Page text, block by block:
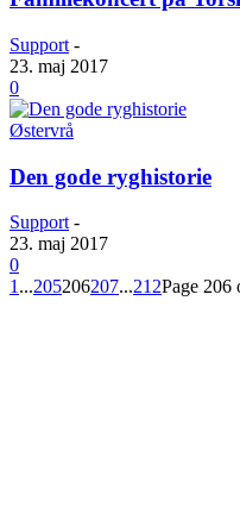
Support -
23. maj 2017
0
Østervrå
Den gode ryghistorie
Support -
23. maj 2017
0
1 ...205206207...212Page 206